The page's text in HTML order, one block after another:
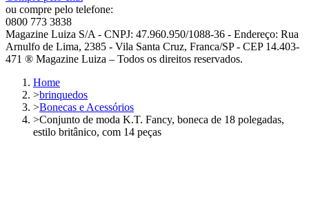
ou compre pelo telefone:
0800 773 3838
Magazine Luiza S/A - CNPJ: 47.960.950/1088-36 - Endereço: Rua
Arnulfo de Lima, 2385 - Vila Santa Cruz, Franca/SP - CEP 14.403-
471 ® Magazine Luiza – Todos os direitos reservados.
Home
>brinquedos
>Bonecas e Acessórios
>Conjunto de moda K.T. Fancy, boneca de 18 polegadas,
estilo britânico, com 14 peças